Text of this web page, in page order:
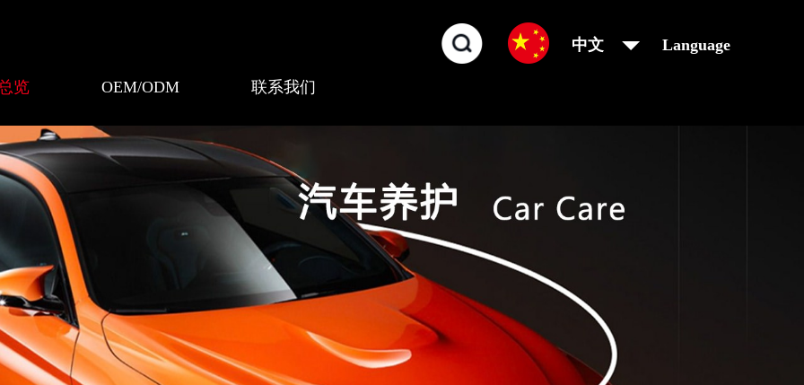
中文 Language
览 OEM/ODM 联系我们